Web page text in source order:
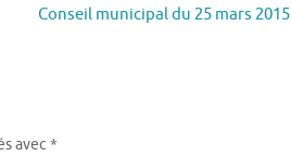
Conseil municipal du 25 mars 2015
avec *